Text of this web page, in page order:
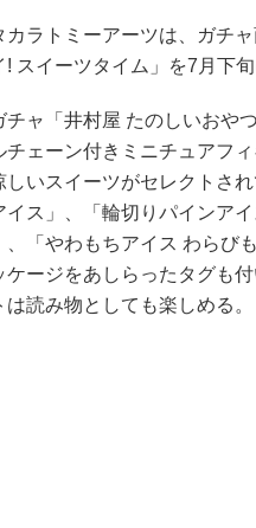
ラトミーアーツは、ガチ
! スイーツタイム」を7月下
ャ「井村屋 たのしいおや
チェーン付きミニチュアフ
しいスイーツがセレクトさ
イス」、「輪切りパインア
、「やわもちアイス わらび
ケージをあしらったタグも
は読み物としても楽しめる。